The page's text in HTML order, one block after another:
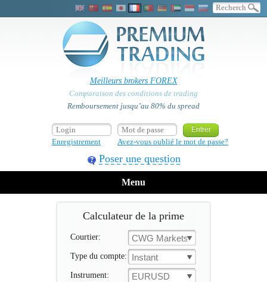
Meilleurs brokers FOREX
Comparaison des conditions de trading
Remboursement jusqu’au 80% du spread
Enregistrement Avez-vous oublié le mot de passe?
Poser une question
Menu
Calculateur de la prime
Courtier: CWG Markets
Type du compte: Instant
Instrument: EURUSD